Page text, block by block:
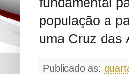
população a
uma Cruz das
Publicado as: